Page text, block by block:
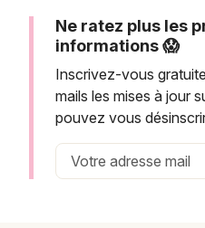
Sorties & loisirs
Newsletter des sorties
Ne ratez plus les
informations 😱
Inscrivez-vous
mails les mises à jour
pouvez vous